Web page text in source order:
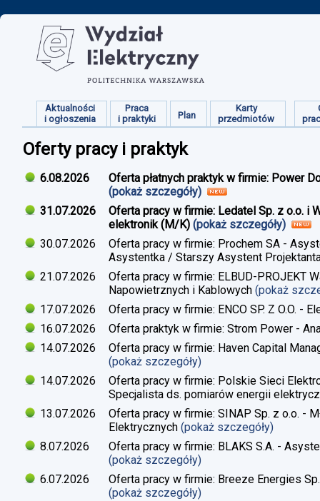
Aktualności
i ogłoszenia
Praca
i praktyki
Plan
Karty
przedmiotów
Oferty pracy i praktyk
6.08.2026
Oferta płatnych praktyk w firmie: Power
(pokaż szczegóły)
31.07.2026
Oferta pracy w firmie: Ledatel Sp. z o.o. i
elektronik (M/K) (pokaż szczegóły)
30.07.2026
Oferta pracy w firmie: Prochem SA -
Asystentka / Starszy Asystent
21.07.2026
Oferta pracy w firmie: ELBUD-PROJEKT
Napowietrznych i Kablowych (pokaż
17.07.2026
Oferta pracy w firmie: ENCO SP. Z O.O. -
16.07.2026
Oferta praktyk w firmie: Strom Power -
14.07.2026
Oferta pracy w firmie: Haven Capital
(pokaż szczegóły)
14.07.2026
Oferta pracy w firmie: Polskie Sieci
Specjalista ds. pomiarów energii
13.07.2026
Oferta pracy w firmie: SINAP Sp. z o.o. -
Elektrycznych (pokaż szczegóły)
8.07.2026
Oferta pracy w firmie: BLAKS S.A. -
(pokaż szczegóły)
6.07.2026
Oferta pracy w firmie: Breeze Energies
(pokaż szczegóły)